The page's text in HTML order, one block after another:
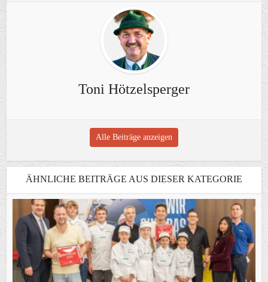
Toni Hötzelsperger
Alle Beiträge anzeigen
ÄHNLICHE BEITRÄGE AUS DIESER KATEGORIE